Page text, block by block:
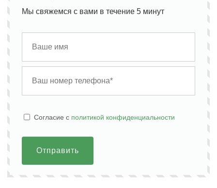
Мы свяжемся с вами в течение 5 минут
Cогласие с политикой конфиденциальности
Отправить